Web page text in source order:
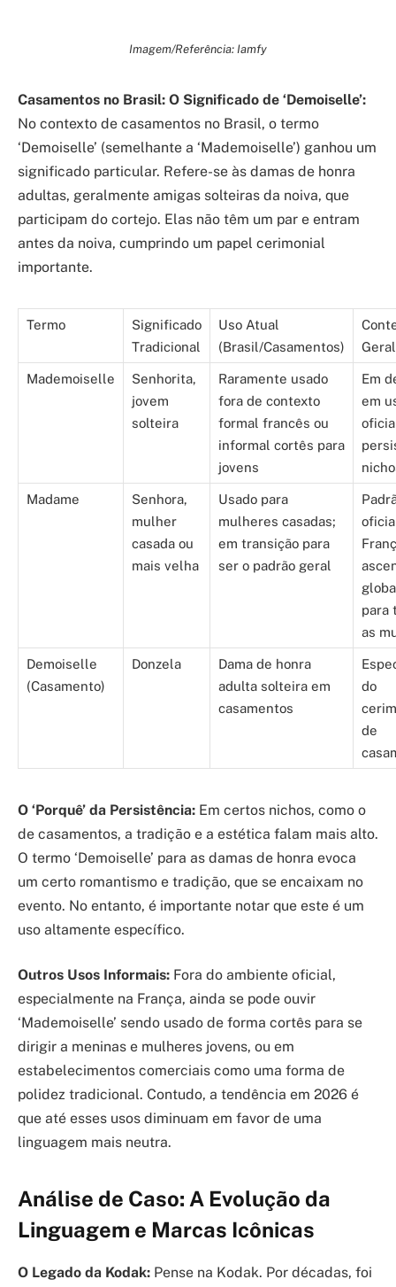
Imagem/Referência: Iamfy
Casamentos no Brasil: O Significado de ‘Demoiselle’:
No contexto de casamentos no Brasil, o termo
‘Demoiselle’ (semelhante a ‘Mademoiselle’) ganhou um
significado particular. Refere-se às damas de honra
adultas, geralmente amigas solteiras da noiva, que
participam do cortejo. Elas não têm um par e entram
antes da noiva, cumprindo um papel cerimonial
importante.
Termo
Significado
Tradicional
Uso Atual
(Brasil/Casamentos)
Mademoiselle
Senhorita,
jovem
solteira
Raramente usado
fora de contexto
formal francês ou
informal cortês para
jovens
Em
em
Madame
Senhora,
mulher
casada ou
mais velha
Usado para
mulheres casadas;
em transição para
ser o padrão geral
para
as
Demoiselle
(Casamento)
Donzela
Dama de honra
adulta solteira em
casamentos
do
de
O ‘Porquê’ da Persistência: Em certos nichos, como o
de casamentos, a tradição e a estética falam mais alto.
O termo ‘Demoiselle’ para as damas de honra evoca
um certo romantismo e tradição, que se encaixam no
evento. No entanto, é importante notar que este é um
uso altamente específico.
Outros Usos Informais: Fora do ambiente oficial,
especialmente na França, ainda se pode ouvir
‘Mademoiselle’ sendo usado de forma cortês para se
dirigir a meninas e mulheres jovens, ou em
estabelecimentos comerciais como uma forma de
polidez tradicional. Contudo, a tendência em 2026 é
que até esses usos diminuam em favor de uma
linguagem mais neutra.
Análise de Caso: A Evolução da
Linguagem e Marcas Icônicas
O Legado da Kodak: Pense na Kodak. Por décadas, foi